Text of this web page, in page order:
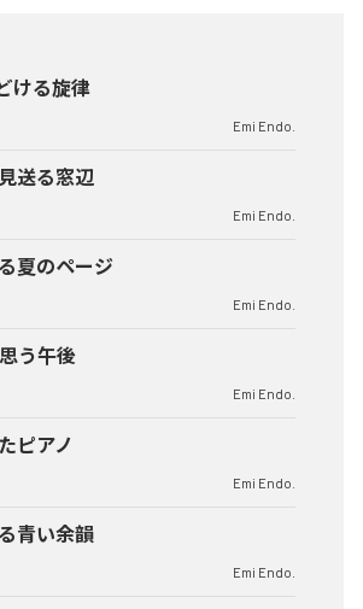
ける旋律
Emi Endo.
送る窓辺
Emi Endo.
夏のページ
Emi Endo.
う午後
Emi Endo.
ピアノ
Emi Endo.
青い余韻
Emi Endo.